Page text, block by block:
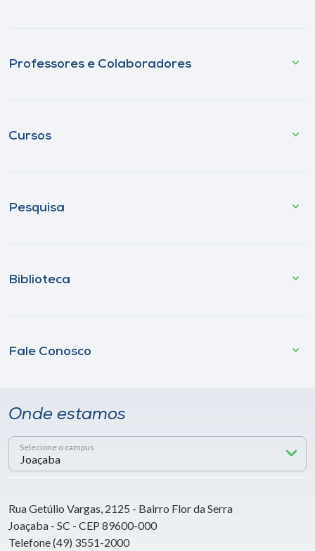
Professores e Colaboradores
Cursos
Pesquisa
Biblioteca
Fale Conosco
Onde estamos
Selecione o campus
Rua Getúlio Vargas, 2125 - Bairro Flor da Serra
Joaçaba - SC - CEP 89600-000
Telefone (49) 3551-2000